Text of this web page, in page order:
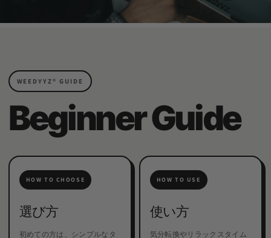
WEEDYYZ®︎ GUIDE
Beginner Guide
HOW TO CHOOSE
選び方
初めての方は、シンプルなタ
HOW TO USE
使い方
気分転換やリラックスタイム